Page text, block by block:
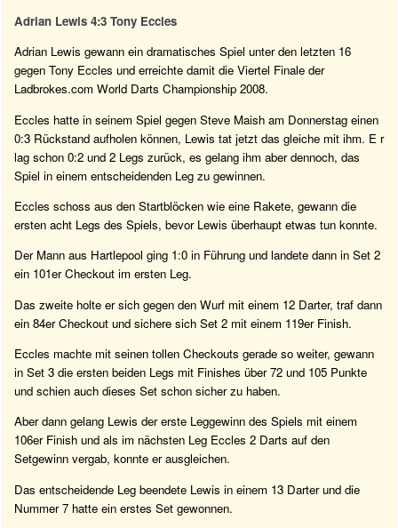
Adrian Lewis 4:3 Tony Eccles
Adrian Lewis gewann ein dramatisches Spiel unter den letzten 16
gegen Tony Eccles und erreichte damit die Viertel Finale der
Ladbrokes.com World Darts Championship 2008.
Eccles hatte in seinem Spiel gegen Steve Maish am Donnerstag einen
0:3 Rückstand aufholen können, Lewis tat jetzt das gleiche mit ihm. E r
lag schon 0:2 und 2 Legs zurück, es gelang ihm aber dennoch, das
Spiel in einem entscheidenden Leg zu gewinnen.
Eccles schoss aus den Startblöcken wie eine Rakete, gewann die
ersten acht Legs des Spiels, bevor Lewis überhaupt etwas tun konnte.
Der Mann aus Hartlepool ging 1:0 in Führung und landete dann in Set 2
ein 101er Checkout im ersten Leg.
Das zweite holte er sich gegen den Wurf mit einem 12 Darter, traf dann
ein 84er Checkout und sichere sich Set 2 mit einem 119er Finish.
Eccles machte mit seinen tollen Checkouts gerade so weiter, gewann
in Set 3 die ersten beiden Legs mit Finishes über 72 und 105 Punkte
und schien auch dieses Set schon sicher zu haben.
Aber dann gelang Lewis der erste Leggewinn des Spiels mit einem
106er Finish und als im nächsten Leg Eccles 2 Darts auf den
Setgewinn vergab, konnte er ausgleichen.
Das entscheidende Leg beendete Lewis in einem 13 Darter und die
Nummer 7 hatte ein erstes Set gewonnen.